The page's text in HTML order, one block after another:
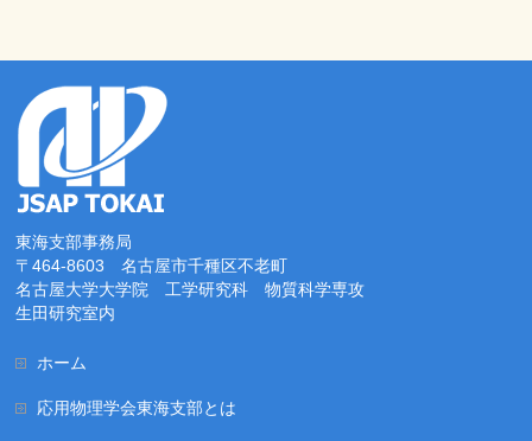
東海支部事務局
〒464-8603 名古屋市千種区不老町
名古屋大学大学院 工学研究科 物質科学専攻
生田研究室内
ホーム
応用物理学会東海支部とは